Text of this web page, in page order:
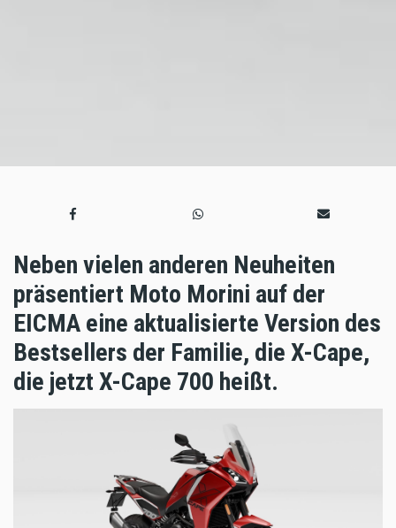
Neben vielen anderen Neuheiten
präsentiert Moto Morini auf der
EICMA eine aktualisierte Version des
Bestsellers der Familie, die X-Cape,
die jetzt X-Cape 700 heißt.